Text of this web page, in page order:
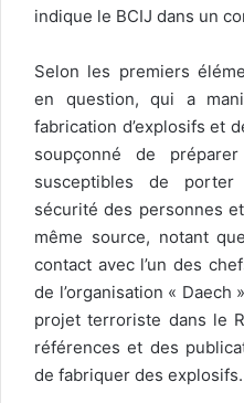
indique le BCIJ dans un
Selon les premiers
en question, qui a
fabrication d’explosifs et
soupçonné de
susceptibles de
sécurité des personnes
même source, notant
contact avec l’un des
de l’organisation « Daech
projet terroriste dans le
références et des
de fabriquer des explosifs.